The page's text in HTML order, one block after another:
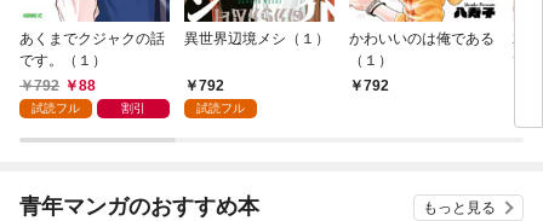
あくまでクジャクの話
です。（１）
792
88
試読フル 割引
異世界辺境メシ（１）
792
試読フル
かわいいのは俺である
（１）
792
君
て
青年マンガのおすすめ本 もっと見る